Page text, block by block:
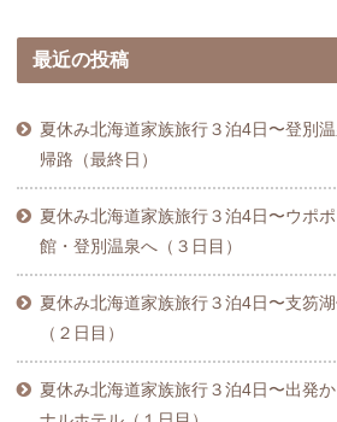
最近の投稿
夏休み北海道家族旅行３泊4日〜登別
帰路（最終日）
夏休み北海道家族旅行３泊4日〜ウポ
館・登別温泉へ（３日目）
夏休み北海道家族旅行３泊4日〜支笏
（２日目）
夏休み北海道家族旅行３泊4日〜出発